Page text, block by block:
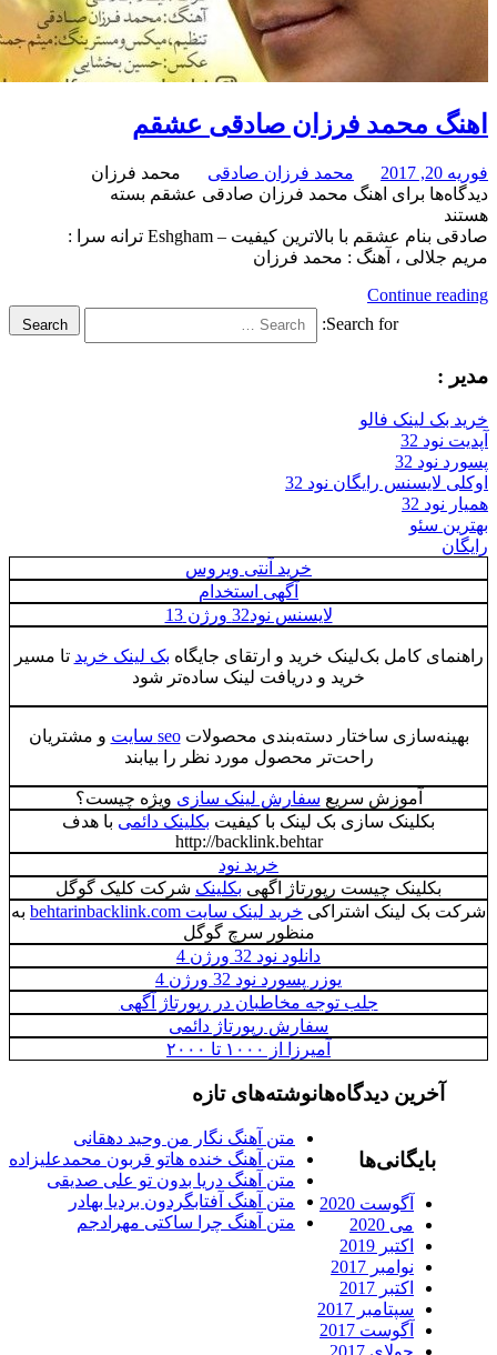
محمد فرزان صادقی عشقم
محمد فرزان صادقی
برای اهنگ محمد فرزان صادقی عشقمبسته
محمد فرزان
صادقی بنام عشقم با بالاترین کیفیت – Eshgham ترانه سرا :
، آهنگ : محمد فرزان
Search for:
فالو
32
رایگان نود 32
خرید آنتی ویروس
آگهی استخدام
لایسنس نود32 ورژن 13
کامل بک‌لینک خرید و ارتقای جایگاهبک لینک خریدتا مسیر
خرید و دریافت لینک ساده‌تر شود
ساختار دسته‌بندی محصولاتseo سایت
و مشتریان
راحت‌تر محصول مورد نظر را بیابند
آموزش سریعسفارش لینک سازیویژه چیست؟
سازی بک لینک با کیفیت بکلینک دائمیبا هدف
http://backlink.behtar
چیست رپورتاژ اگهی بکلینکشرکت کلیک گوگل
لینک اشتراکی خرید لینک سایت behtarinbacklink.com
به
منظور سرچ گوگل
دانلود نود 32 ورژن 4
یوزر پسورد نود 32 ورژن 4
جلب توجه مخاطبان در رپورتاژ آگهی
سفارش رپورتاژ دائمی
نوشته‌های تازه
متن آهنگ نگار من وحید دهقانی
متن آهنگ خنده هاتو قربون محمدعلیزاده
متن آهنگ دریا بدون تو علی صدیقی
متن آهنگ آفتابگردون بردیا بهادر
متن آهنگ چرا ساکتی مهرادجم
دیدگاه‌ها
آگوست 2020
سپتامبر 2017
آگوست 2017